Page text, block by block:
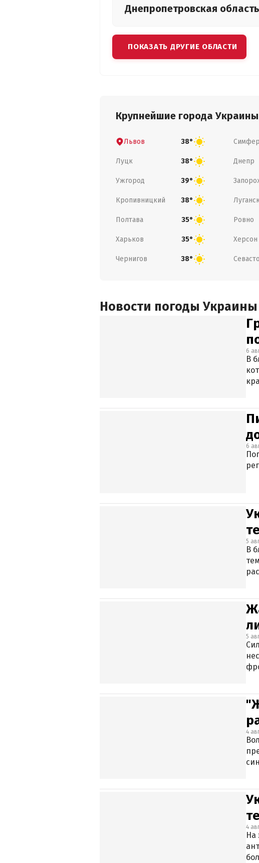
Днепропетровская область
ПОКАЗАТЬ ДРУГИЕ ОБЛАСТИ
Крупнейшие города Украины
Львов 38°
Луцк 38° Днепр
Ужгород 39°
Кропивницкий 38°
Полтава 35° Ровно
Харьков 35° Херсон
Чернигов 38°
Новости погоды
6
В
6
5
В
5
4
4
На